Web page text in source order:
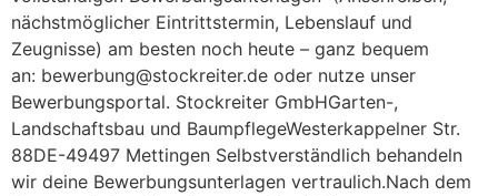
nächstmöglicher Eintrittstermin, Lebenslauf und
Zeugnisse) am besten noch heute – ganz bequem
an: bewerbung@stockreiter.de oder nutze unser
Bewerbungsportal. Stockreiter GmbHGarten-,
Landschaftsbau und BaumpflegeWesterkappelner Str.
88DE-49497 Mettingen Selbstverständlich behandeln
wir deine Bewerbungsunterlagen vertraulich.Nach dem